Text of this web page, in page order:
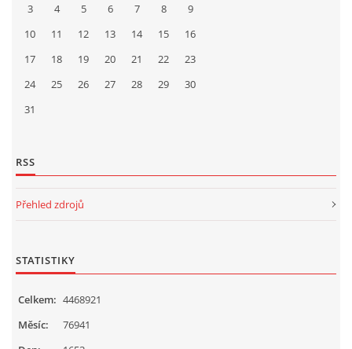
3
4 5 6 7 8
9
10
11 12 13 14 15
16
17
18 19 20 21 22
23
24
25 26 27 28 29
30
31
RSS
Přehled zdrojů
STATISTIKY
Celkem: 4468921
Měsíc:
76941